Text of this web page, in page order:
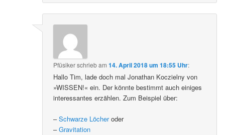
Pfüsikerschriebam14. April 2018 um 18:55 Uhr:
Hallo Tim, lade doch mal Jonathan Koczielny von
»WISSEN!« ein. Der könnte bestimmt auch einiges
interessantes erzählen. Zum Beispiel über:
–Schwarze Löcheroder
–Gravitation